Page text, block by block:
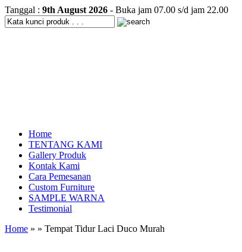
Tanggal : 9th August 2026 - Buka jam 07.00 s/d jam 22.00
Home
TENTANG KAMI
Gallery Produk
Kontak Kami
Cara Pemesanan
Custom Furniture
SAMPLE WARNA
Testimonial
Home » » Tempat Tidur Laci Duco Murah